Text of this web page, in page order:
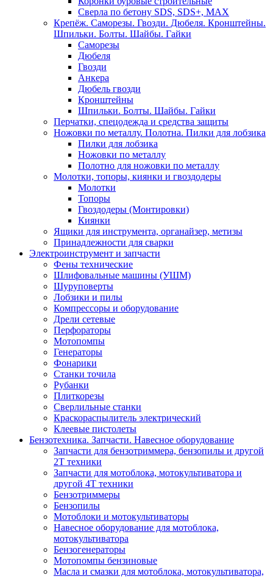
Сверла по бетону SDS, SDS+, MAX
Крепёж. Саморезы. Гвозди. Дюбеля. Кронштейны.
Шпильки. Болты. Шайбы. Гайки
Саморезы
Дюбеля
Гвозди
Анкера
Дюбель гвозди
Кронштейны
Шпильки. Болты. Шайбы. Гайки
Перчатки, спецодежда и средства защиты
Ножовки по металлу. Полотна. Пилки для лобзика
Пилки для лобзика
Ножовки по металлу
Полотно для ножовки по металлу
Молотки, топоры, киянки и гвоздодеры
Молотки
Топоры
Гвоздодеры (Монтировки)
Киянки
Ящики для инструмента, органайзер, метизы
Принадлежности для сварки
Электроинструмент и запчасти
Фены технические
Шлифовальные машины (УШМ)
Шуруповерты
Лобзики и пилы
Компрессоры и оборудование
Дрели сетевые
Перфораторы
Мотопомпы
Генераторы
Фонарики
Станки точила
Рубанки
Плиткорезы
Сверлильные станки
Краскораспылитель электрический
Клеевые пистолеты
Бензотехника. Запчасти. Навесное оборудование
Запчасти для бензотриммера, бензопилы и другой
2Т техники
Запчасти для мотоблока, мотокультиватора и
другой 4Т техники
Бензотриммеры
Бензопилы
Мотоблоки и мотокультиваторы
Навесное оборудование для мотоблока,
мотокультиватора
Бензогенераторы
Мотопомпы бензиновые
Масла и смазки для мотоблока, мотокультиватора,